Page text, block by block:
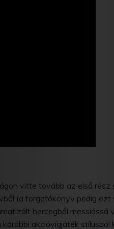
vitte tovább az első rész
(a forgatókönyv pedig
hercegből messiássá
akcióvígjáték